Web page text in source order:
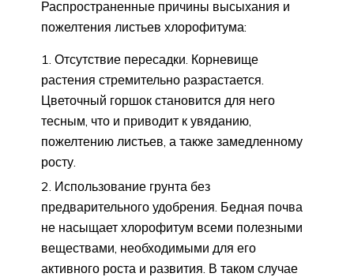
Распространенные причины высыхания и
пожелтения листьев хлорофитума:
Отсутствие пересадки. Корневище
растения стремительно разрастается.
Цветочный горшок становится для него
тесным, что и приводит к увяданию,
пожелтению листьев, а также замедленному
росту.
Использование грунта без
предварительного удобрения. Бедная почва
не насыщает хлорофитум всеми полезными
веществами, необходимыми для его
активного роста и развития. В таком случае